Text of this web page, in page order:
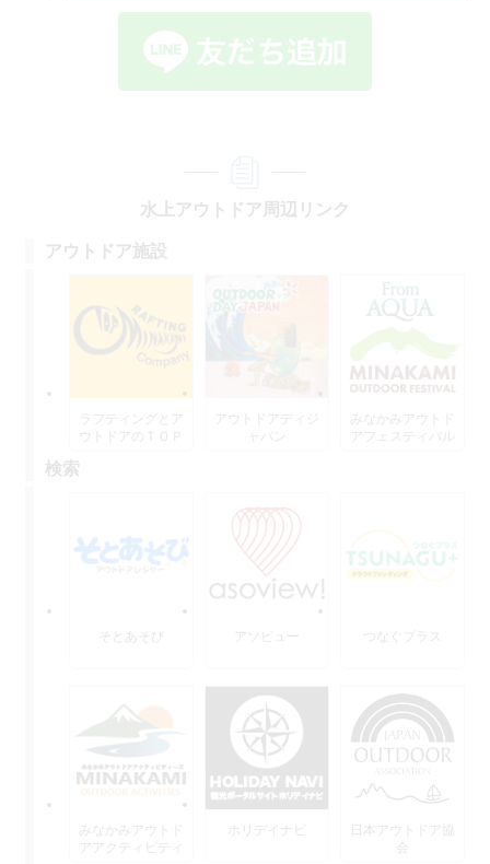
水上アウトドア周辺リンク
アウトドア施設
ラフティングとア
ウトドアのＴＯＰ
アウトドアディジ
みなかみアウトド
アフェスティバル
検索
そとあそび アソビュー つなぐプラス
みなかみアウトド
アアクティビティ
ホリデイナビ
日本アウトドア協
会